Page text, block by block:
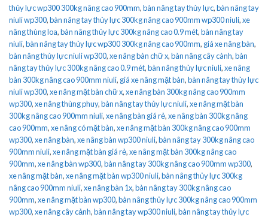
thủy lực wp300 300kg nâng cao 900mm,bàn nâng tay thủy lực,bàn nâng tay
niuli wp300,bàn nâng tay thủy lực 300kg nâng cao 900mm wp300 niuli,xe
nâng thùng loa,bàn nâng thủy lực 300kg nâng cao 0.9 mét,bàn nâng tay
niuli,bàn nâng tay thủy lực wp300 300kg nâng cao 900mm, giá xe nâng bàn,
bàn nâng thủy lực niuli wp300,xe nâng bàn chữ x,bàn nâng cây cành,bàn
nâng tay thủy lực 300kg nâng cao 0.9 mét,bàn nâng thủy lực niuli,xe nâng
bàn 300kg nâng cao 900mm niuli, giá xe nâng mặt bàn,bàn nâng tay thủy lực
niuli wp300,xe nâng mặt bàn chữ x,xe nâng bàn 300kg nâng cao 900mm
wp300,xe nâng thùng phuy,bàn nâng tay thủy lực niuli,xe nâng mặt bàn
300kg nâng cao 900mm niuli,xe nâng bàn giá rẻ,xe nâng bàn 300kg nâng
cao 900mm,xe nâng có mặt bàn,xe nâng mặt bàn 300kg nâng cao 900mm
wp300,xe nâng bàn,xe nâng bàn wp300 niuli,bàn nâng tay 300kg nâng cao
900mm niuli,xe nâng mặt bàn giá rẻ,xe nâng mặt bàn 300kg nâng cao
900mm,xe nâng bàn wp300,bàn nâng tay 300kg nâng cao 900mm wp300,
xe nâng mặt bàn,xe nâng mặt bàn wp300 niuli,bàn nâng thủy lực 300kg
nâng cao 900mm niuli,xe nâng bàn 1x,bàn nâng tay 300kg nâng cao
900mm,xe nâng mặt bàn wp300,bàn nâng thủy lực 300kg nâng cao 900mm
wp300,xe nâng cây cảnh,bàn nâng tay wp300 niuli,bàn nâng tay thủy lực